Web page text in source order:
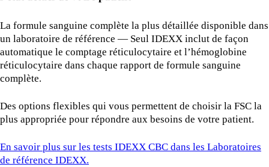
La formule sanguine complète la plus détaillée disponible dans
un laboratoire de référence — Seul IDEXX inclut de façon
automatique le comptage réticulocytaire et l’hémoglobine
réticulocytaire dans chaque rapport de formule sanguine
complète.
Des options flexibles qui vous permettent de choisir la FSC la
plus appropriée pour répondre aux besoins de votre patient.
En savoir plus sur les tests IDEXX CBC dans les Laboratoires
de référence IDEXX.